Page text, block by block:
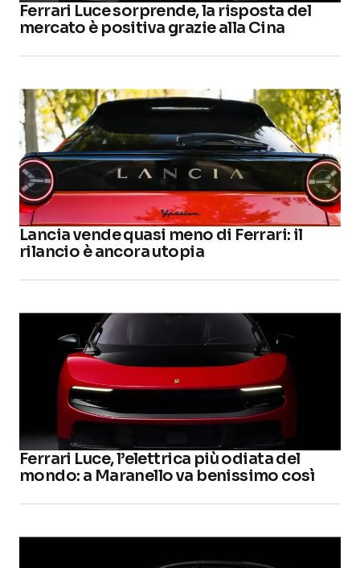
Ferrari Luce sorprende, la risposta del
mercato è positiva grazie alla Cina
Lancia vende quasi meno di Ferrari: il
rilancio è ancora utopia
Ferrari Luce, l’elettrica più odiata del
mondo: a Maranello va benissimo così